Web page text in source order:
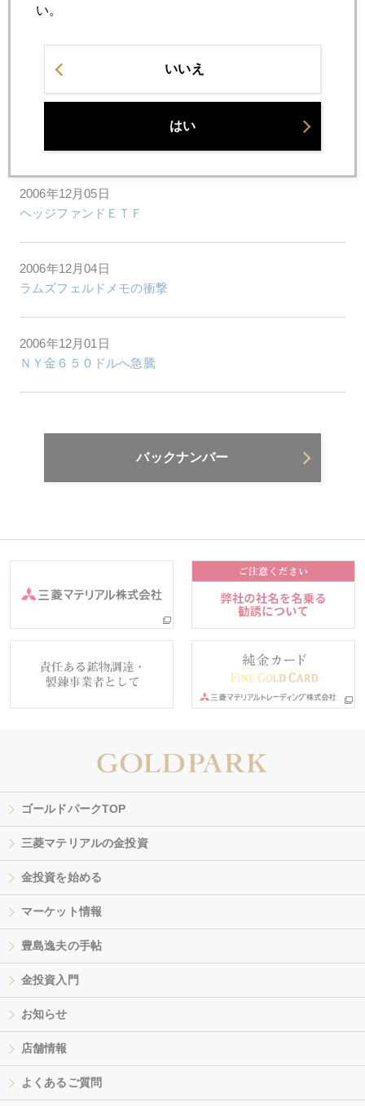
2006年12月13日
ドル高サプライズ
2006年12月05日
ヘッジファンドＥＴＦ
2006年12月04日
ラムズフェルドメモの衝撃
2006年12月01日
ＮＹ金６５０ドルへ急騰
バックナンバー
ゴールドパークTOP
三菱マテリアルの金投資
金投資を始める
マーケット情報
豊島逸夫の手帖
金投資入門
お知らせ
店舗情報
よくあるご質問
い。
いいえ
はい